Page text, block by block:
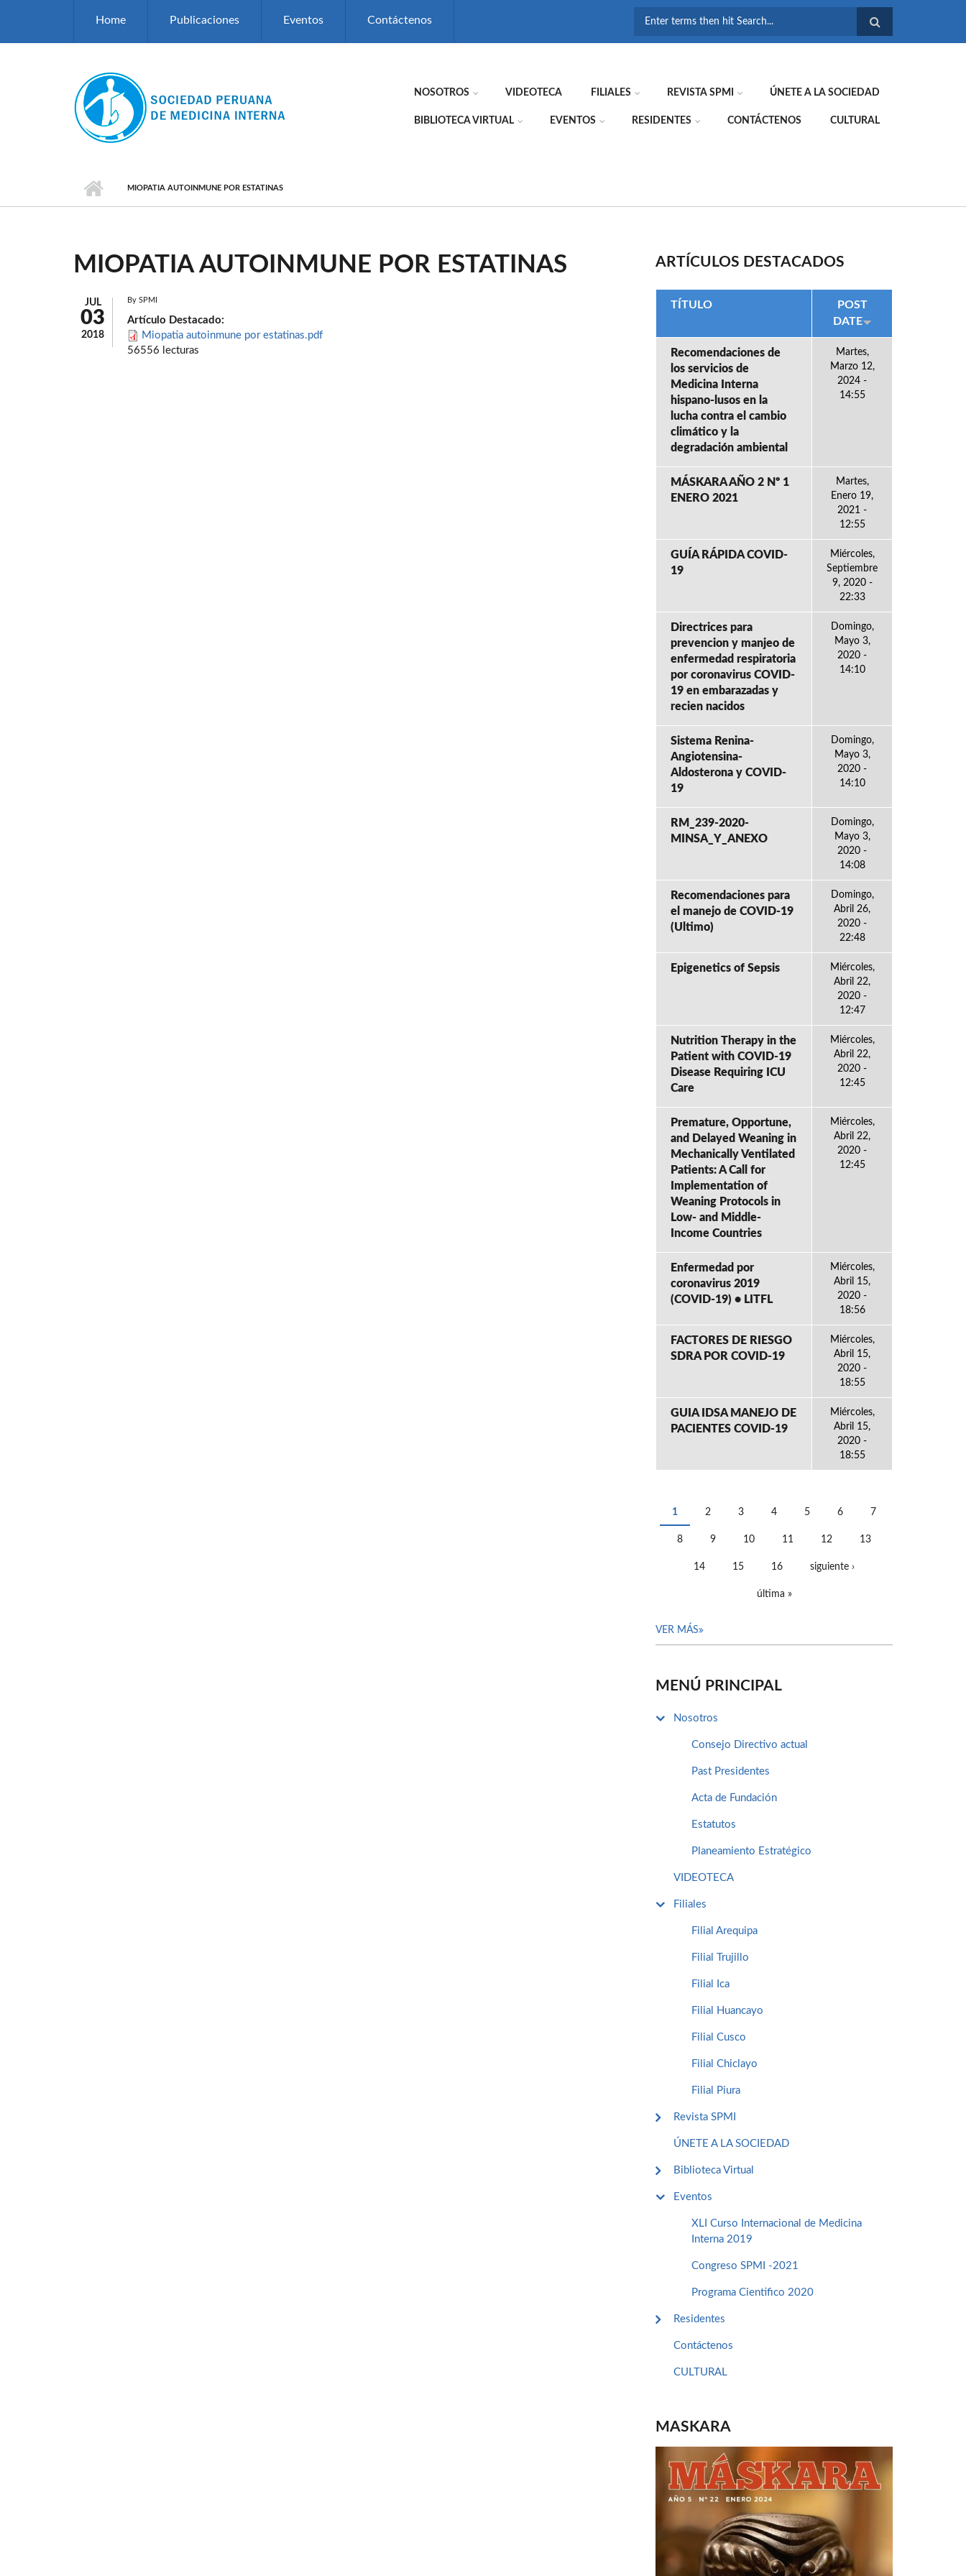
Home Publicaciones Eventos Contáctenos
NOSOTROS VIDEOTECA FILIALES REVISTA SPMI ÚNETE A LA SOCIEDAD
BIBLIOTECA VIRTUAL EVENTOS RESIDENTES CONTÁCTENOS CULTURAL
MIOPATIA AUTOINMUNE POR ESTATINAS
MIOPATIA AUTOINMUNE POR ESTATINAS
JUL
03
2018
By SPMI
Artículo Destacado:
Miopatia autoinmune por estatinas.pdf
56556 lecturas
ARTÍCULOS DESTACADOS
TÍTULO
POST
DATE
Recomendaciones de
los servicios de
Medicina Interna
hispano-lusos en la
lucha contra el cambio
climático y la
degradación ambiental
Martes,
Marzo 12,
2024 -
14:55
MÁSKARA AÑO 2 Nº 1
ENERO 2021
Martes,
Enero 19,
2021 -
12:55
GUÍA RÁPIDA COVID-
19
Miércoles,
Septiembre
9, 2020 -
22:33
Directrices para
prevencion y manjeo de
enfermedad respiratoria
por coronavirus COVID-
19 en embarazadas y
recien nacidos
Domingo,
Mayo 3,
2020 -
14:10
Sistema Renina-
Angiotensina-
Aldosterona y COVID-
19
Domingo,
Mayo 3,
2020 -
14:10
RM_239-2020-
MINSA_Y_ANEXO
Domingo,
Mayo 3,
2020 -
14:08
Recomendaciones para
el manejo de COVID-19
(Ultimo)
Domingo,
Abril 26,
2020 -
22:48
Epigenetics of Sepsis
Miércoles,
Abril 22,
2020 -
12:47
Nutrition Therapy in the
Patient with COVID-19
Disease Requiring ICU
Care
Miércoles,
Abril 22,
2020 -
12:45
Premature, Opportune,
and Delayed Weaning in
Mechanically Ventilated
Patients: A Call for
Implementation of
Weaning Protocols in
Low- and Middle-
Income Countries
Miércoles,
Abril 22,
2020 -
12:45
Enfermedad por
coronavirus 2019
(COVID-19) • LITFL
Miércoles,
Abril 15,
2020 -
18:56
FACTORES DE RIESGO
SDRA POR COVID-19
Miércoles,
Abril 15,
2020 -
18:55
GUIA IDSA MANEJO DE
PACIENTES COVID-19
Miércoles,
Abril 15,
2020 -
18:55
PÁGINAS
1 2 3 4 5 6 7
8 9 10 11 12 13
14 15 16 siguiente ›
última »
VER MÁS
MENÚ PRINCIPAL
Nosotros
Consejo Directivo actual
Past Presidentes
Acta de Fundación
Estatutos
Planeamiento Estratégico
VIDEOTECA
Filiales
Filial Arequipa
Filial Trujillo
Filial Ica
Filial Huancayo
Filial Cusco
Filial Chiclayo
Filial Piura
Revista SPMI
ÚNETE A LA SOCIEDAD
Biblioteca Virtual
Eventos
XLI Curso Internacional de Medicina
Interna 2019
Congreso SPMI -2021
Programa Cientifico 2020
Residentes
Contáctenos
CULTURAL
MASKARA